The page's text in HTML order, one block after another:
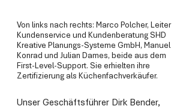
Von links nach rechts: Marco Polcher, Leiter
Kundenservice und Kundenberatung SHD
Kreative Planungs-Systeme GmbH, Manuel
Konrad und Julian Dames, beide aus dem
First-Level-Support. Sie erhielten ihre
Zertifizierung als Küchenfachverkäufer.
Unser Geschäftsführer Dirk Bender,